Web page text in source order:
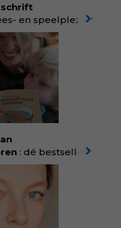
en speelplezier
denkers.
gemaakte
Het mooiste
met liefde en
die
je. Dat voelt je
: dé bestseller
In het boek
vind je 25 jaar
ruim 50.000
recht een
gezinnen heeft